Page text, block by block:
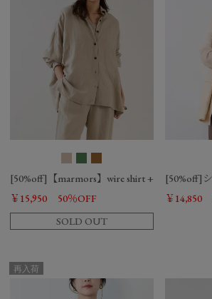
[50%off]【marmors】wire shirt + tank top
￥15,950
50％OFF
SOLD OUT
[50%off]
￥14,850
再入荷